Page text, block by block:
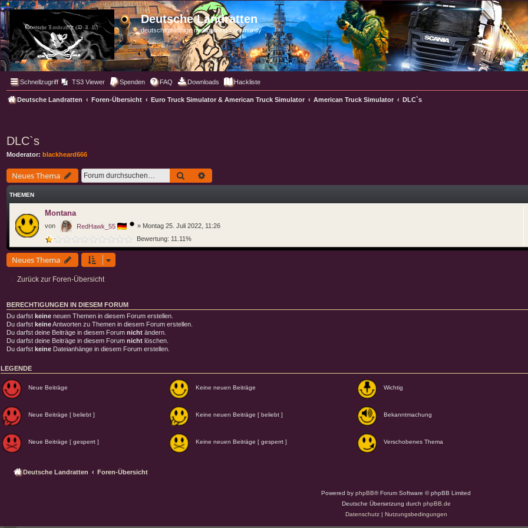
Deutsche Landratten
deutschsprachige multigaming Community
Schnellzugriff TS3 Viewer Spenden FAQ Downloads Hackliste
Deutsche Landratten Foren-Übersicht Euro Truck Simulator & American Truck Simulator American Truck Simulator DLC`s
DLC`s
Moderator: blackheard666
Neues Thema Suche
THEMEN
Montana
von RedHawk_55 » Montag 25. Juli 2022, 11:26
Bewertung: 11.11%
Neues Thema
Zurück zur Foren-Übersicht
BERECHTIGUNGEN IN DIESEM FORUM
Du darfst keine neuen Themen in diesem Forum erstellen.
Du darfst keineAntworten zu Themen in diesem Forum erstellen.
Du darfst deine Beiträge in diesem Forum nicht ändern.
Du darfst deine Beiträge in diesem Forum nicht löschen.
Du darfst keine Dateianhänge in diesem Forum erstellen.
LEGENDE
Neue Beiträge
Neue Beiträge [ beliebt ]
Neue Beiträge [ gesperrt ]
Keine neuen Beiträge
Keine neuen Beiträge [ beliebt ]
Keine neuen Beiträge [ gesperrt ]
Wichtig
Bekanntmachung
Verschobenes Thema
Deutsche Landratten Foren-Übersicht
Powered by phpBB® Forum Software © phpBB Limited
Deutsche Übersetzung durch phpBB.de
Datenschutz| Nutzungsbedingungen